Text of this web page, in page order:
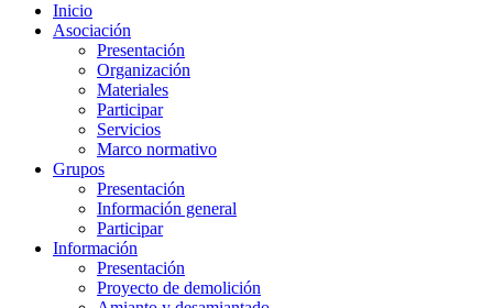
Inicio
Asociación
Presentación
Organización
Materiales
Participar
Servicios
Marco normativo
Grupos
Presentación
Información general
Participar
Información
Presentación
Proyecto de demolición